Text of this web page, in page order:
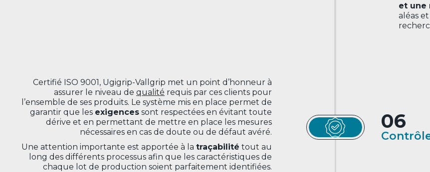
et une
aléas
06
Certifié ISO 9001, Ugigrip-Vallgrip met un point d’honneur à
assurer le niveau de qualité requis par ces clients pour
l’ensemble de ses produits. Le système mis en place permet de
garantir que les exigences sont respectées en évitant toute
dérive et en permettant de mettre en place les mesures
nécessaires en cas de doute ou de défaut avéré.
Une attention importante est apportée à la traçabilité tout au
long des différents processus afin que les caractéristiques de
chaque lot de production soient parfaitement identifiées.